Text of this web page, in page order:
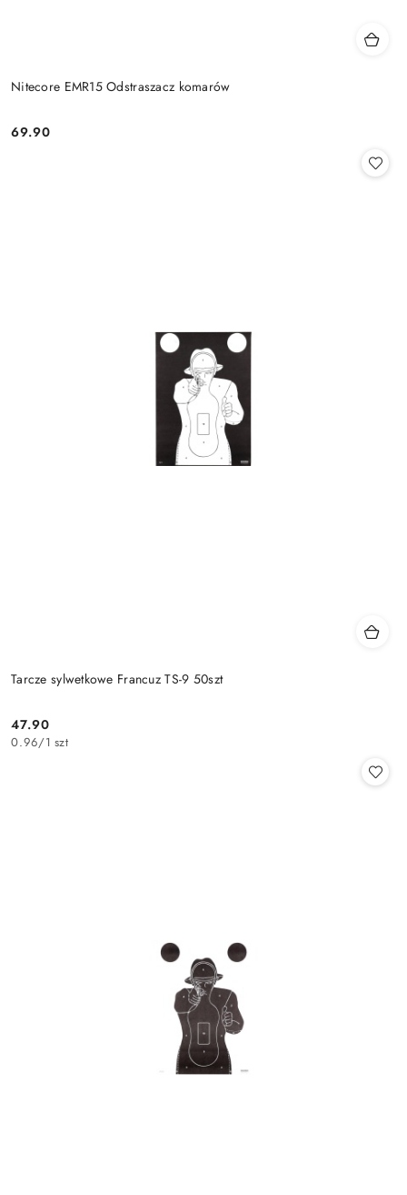
Nitecore EMR15 Odstraszacz komarów
Cena:
69.90
Tarcze sylwetkowe Francuz TS-9 50szt
Cena:
47.90
0.96/1 szt